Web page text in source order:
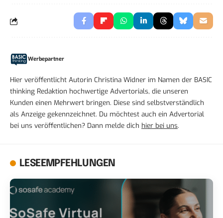
Werbepartner
Hier veröffentlicht Autorin Christina Widner im Namen der BASIC
thinking Redaktion hochwertige Advertorials, die unseren
Kunden einen Mehrwert bringen. Diese sind selbstverständlich
als Anzeige gekennzeichnet. Du möchtest auch ein Advertorial
bei uns veröffentlichen? Dann melde dich hier bei uns.
LESEEMPFEHLUNGEN